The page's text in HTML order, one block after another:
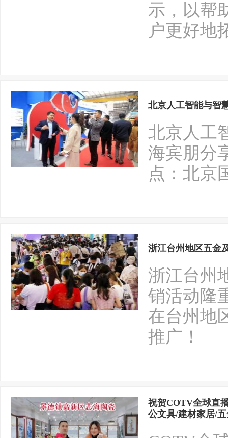
示，以帮
户更好地
北京人工智能与智
北京人工
海宾朋分
点：北京
浙江台州地区五金
浙江台州
销活动隆
在台州地
推广！
祝贺COTV全球直
公文具/建材家居/